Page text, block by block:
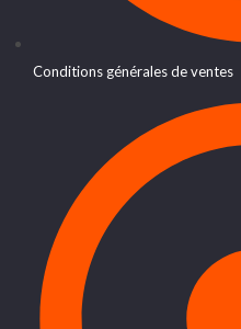
Conditions générales de ventes